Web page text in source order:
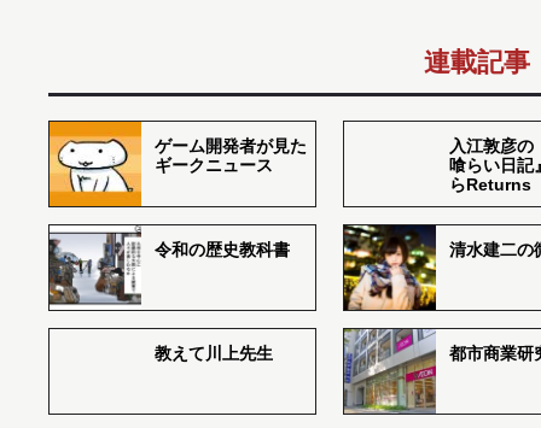
連載記事
ゲーム開発者が見た
ギークニュース
入江敦彦の
喰らい日記
らReturns
令和の歴史教科書 清水建二の
教えて川上先生 都市商業研